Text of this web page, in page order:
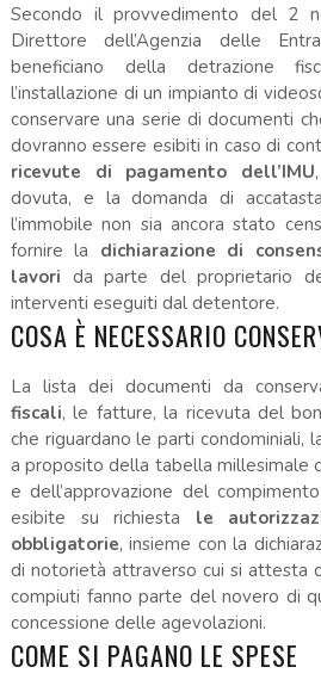
Secondo il provvedimento del 2
Direttore dell’Agenzia delle
beneficiano della detrazione
l’installazione di un impianto di
conservare una serie di documenti
dovranno essere esibiti in caso di
ricevute di pagamento dell’IMU
dovuta, e la domanda di
l’immobile non sia ancora stato
fornire la dichiarazione di
lavori da parte del proprietario
interventi eseguiti dal detentore.
COSA È NECESSARIO
La lista dei documenti da
fiscali, le fatture, la ricevuta del
che riguardano le parti condominiali,
a proposito della tabella millesimale
e dell’approvazione del
esibite su richiesta le
obbligatorie, insieme con la
di notorietà attraverso cui si attesta
compiuti fanno parte del novero di
concessione delle agevolazioni.
COME SI PAGANO LE SPESE